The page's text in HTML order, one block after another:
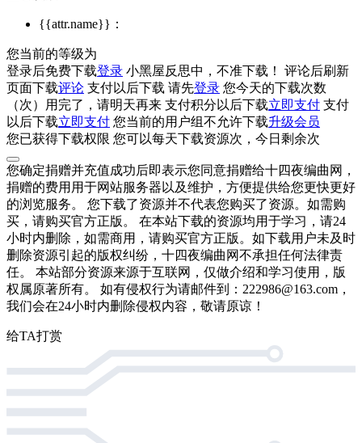
{{attr.name}}：
您当前的等级为
登录后免费下载登录 小黑屋反思中，不准下载！ 评论后刷新
页面下载评论 支付以后下载 请先登录 您今天的下载次数
（次）用完了，请明天再来 支付积分 以后下载立即支付 支付
以后下载立即支付 您当前的用户组不允许下载升级会员
您已获得下载权限 您可以每天下载资源次，今日剩余次
您确定捐赠并充值成功后即表示您同意捐赠给十四夜编曲网，
捐赠的费用用于网站服务器以及维护，方便提供给您更快更好
的浏览服务。 您下载了资源并不代表您购买了资源。如需购
买，请购买官方正版。 在本站下载的资源均用于学习，请24
小时内删除，如需商用，请购买官方正版。如下载用户未及时
删除资源引起的版权纠纷，十四夜编曲网不承担任何法律责
任。 本站部分资源来源于互联网，仅做介绍和学习使用，版
权属原著所有。 如有侵权行为请邮件到：222986@163.com，
我们会在24小时内删除侵权内容，敬请原谅！
给TA打赏